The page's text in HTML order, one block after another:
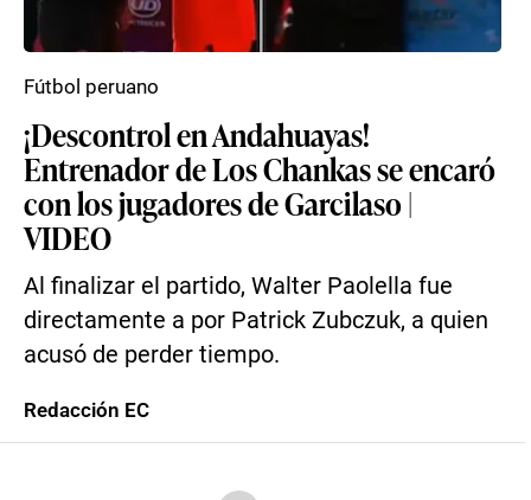
¡Descontrol en Andahuayas!
Entrenador de Los Chankas se encaró
con los jugadores de Garcilaso |
VIDEO
Al finalizar el partido, Walter Paolella fue
directamente a por Patrick Zubczuk, a quien
acusó de perder tiempo.
Fútbol peruano
Redacción EC